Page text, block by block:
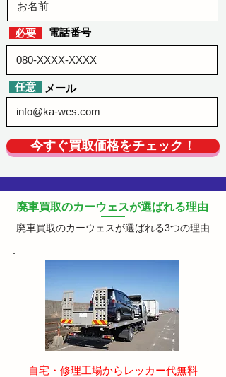
​必要 ​電話番号
​任意 ​メール
今すぐ買取価格をチェック！
廃車買取のカーウェスが選ばれる理由
廃車買取のカーウェスが選ばれる3つの理由
自宅・修理工場からレッカー代無料